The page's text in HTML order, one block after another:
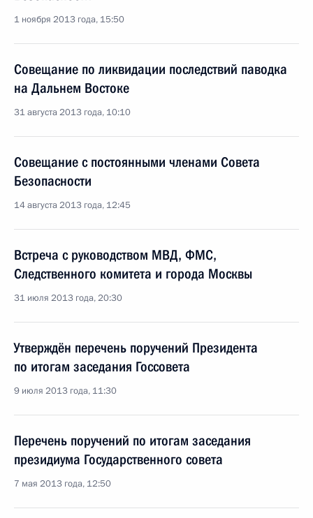
1 ноября 2013 года, 15:50
Совещание по ликвидации последствий паводка
на Дальнем Востоке
31 августа 2013 года, 10:10
Совещание с постоянными членами Совета
Безопасности
14 августа 2013 года, 12:45
Встреча с руководством МВД, ФМС,
Следственного комитета и города Москвы
31 июля 2013 года, 20:30
Утверждён перечень поручений Президента
по итогам заседания Госсовета
9 июля 2013 года, 11:30
Перечень поручений по итогам заседания
президиума Государственного совета
7 мая 2013 года, 12:50